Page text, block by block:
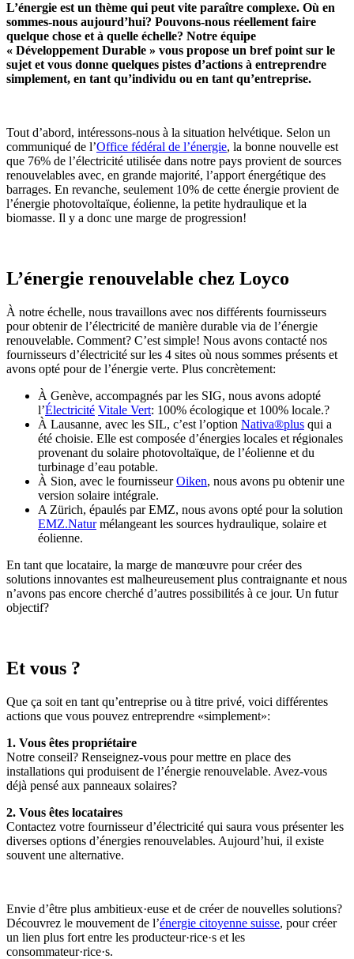
L’énergie est un thème qui peut vite paraître complexe. Où en
sommes-nous aujourd’hui? Pouvons-nous réellement faire
quelque chose et à quelle échelle? Notre équipe
« Développement Durable » vous propose un bref point sur le
sujet et vous donne quelques pistes d’actions à entreprendre
simplement, en tant qu’individu ou en tant qu’entreprise.
Tout d’abord, intéressons-nous à la situation helvétique. Selon un
communiqué de l’Office fédéral de l’énergie, la bonne nouvelle est
que 76% de l’électricité utilisée dans notre pays provient de sources
renouvelables avec, en grande majorité, l’apport énergétique des
barrages. En revanche, seulement 10% de cette énergie provient de
l’énergie photovoltaïque, éolienne, la petite hydraulique et la
biomasse. Il y a donc une marge de progression!
L’énergie renouvelable chez Loyco
À notre échelle, nous travaillons avec nos différents fournisseurs
pour obtenir de l’électricité de manière durable via de l’énergie
renouvelable. Comment? C’est simple! Nous avons contacté nos
fournisseurs d’électricité sur les 4 sites où nous sommes présents et
avons opté pour de l’énergie verte. Plus concrètement:
À Genève, accompagnés par les SIG, nous avons adopté
l’Électricité Vitale Vert: 100% écologique et 100% locale.?
À Lausanne, avec les SIL, c’est l’option Nativa®plus qui a
été choisie. Elle est composée d’énergies locales et régionales
provenant du solaire photovoltaïque, de l’éolienne et du
turbinage d’eau potable.
À Sion, avec le fournisseurOiken, nous avons pu obtenir une
version solaire intégrale.
A Zürich, épaulés par EMZ, nous avons opté pour la solution
EMZ.Naturmélangeant les sources hydraulique, solaire et
éolienne.
En tant que locataire, la marge de manœuvre pour créer des
solutions innovantes est malheureusement plus contraignante et nous
n’avons pas encore cherché d’autres possibilités à ce jour. Un futur
objectif?
Et vous ?
Que ça soit en tant qu’entreprise ou à titre privé, voici différentes
actions que vous pouvez entreprendre «simplement»:
1. Vous êtes propriétaire
Notre conseil? Renseignez-vous pour mettre en place des
installations qui produisent de l’énergie renouvelable. Avez-vous
déjà pensé aux panneaux solaires?
2. Vous êtes locataires
Contactez votre fournisseur d’électricité qui saura vous présenter les
diverses options d’énergies renouvelables. Aujourd’hui, il existe
souvent une alternative.
Envie d’être plus ambitieux·euse et de créer de nouvelles solutions?
Découvrez le mouvement de l’énergie citoyenne suisse, pour créer
un lien plus fort entre les producteur·rice·s et les
consommateur·rice·s.